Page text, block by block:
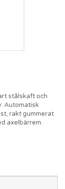
stålskaft och
Automatisk
rakt gummerat
axelbärrem.